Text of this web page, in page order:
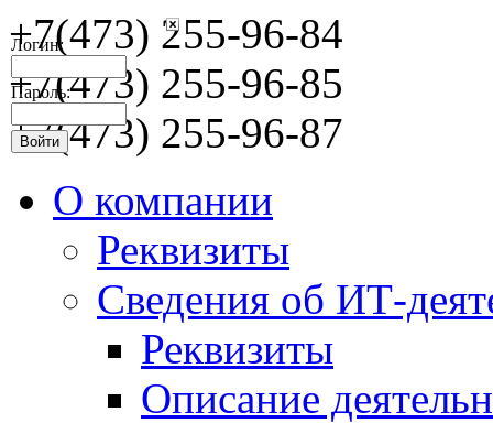
Логин:
Пароль:
+7(473) 255-96-84
+7(473) 255-96-85
+7(473) 255-96-87
О компании
Реквизиты
Сведения об ИТ-
Реквизиты
Описание